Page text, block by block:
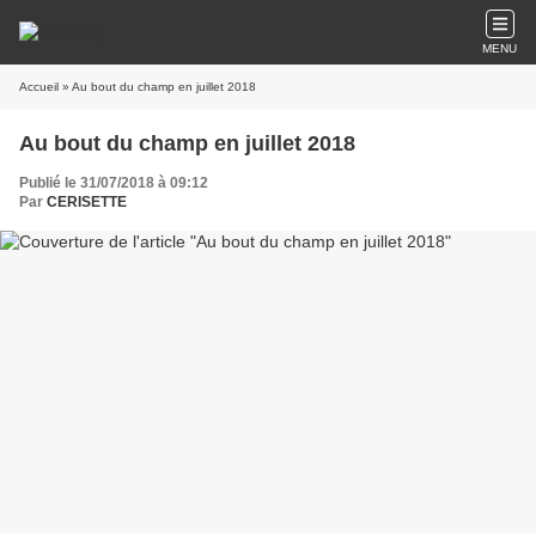
MENU
Accueil » Au bout du champ en juillet 2018
Au bout du champ en juillet 2018
Publié le 31/07/2018 à 09:12
Par CERISETTE